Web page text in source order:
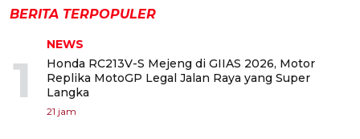
BERITA TERPOPULER
1
NEWS
Honda RC213V-S Mejeng di GIIAS 2026, Motor
Replika MotoGP Legal Jalan Raya yang Super
Langka
21 jam